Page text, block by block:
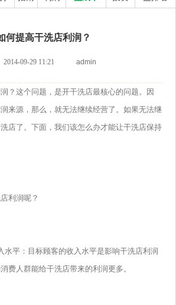
何提高干洗店利润？
2014-09-29 11:21 admin
这个问题，是开干洗店最核心的问题。因
来源，那么，就无法继续经营了。如果无法继
店了。下面，我们该怎么办才能让干洗店保持
利润呢？
平：目标顾客的收入水平是影响干洗店利润
费人群能给干洗店带来的利润更多。